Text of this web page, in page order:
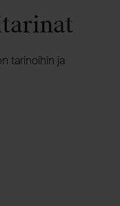
tarinoihin ja